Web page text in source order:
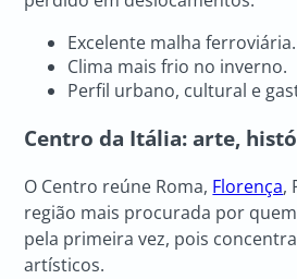
Excelente malha ferroviária.
Clima mais frio no inverno.
Perfil urbano, cultural e
Centro da Itália: arte,
O Centro reúne Roma, Florença,
região mais procurada por
pela primeira vez, pois
artísticos.